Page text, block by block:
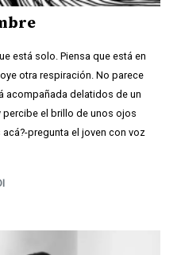
está solo. Piensa que está en
otra respiración. No parece
acompañada delatidos de un
percibe el brillo de unos ojos
pregunta el joven con voz